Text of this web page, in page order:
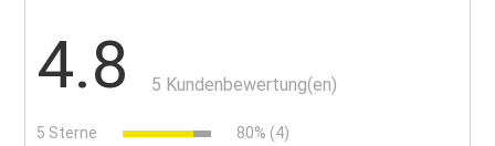
4.8 5 Kundenbewertung(en)
5 Sterne 80% (4)